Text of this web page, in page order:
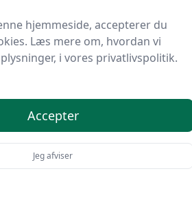
hjemmeside, accepterer du
Læs mere om, hvordan vi
i vores privatlivspolitik.
Accepter
Jeg afviser